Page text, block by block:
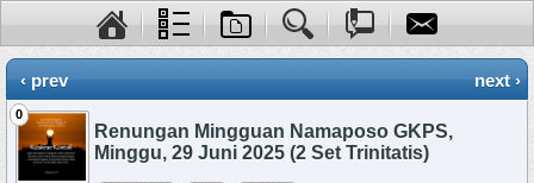
‹ prev next ›
0
Renungan Mingguan Namaposo GKPS,
Minggu, 29 Juni 2025 (2 Set Trinitatis)